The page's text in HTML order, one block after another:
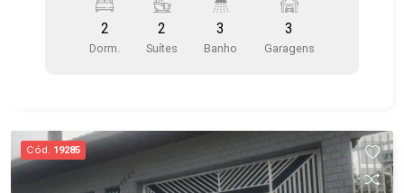
Todos ambientes com piso frio Terraço : - Amplo
e uma área coberta com piso frio Excelente
localização , próximo ao Hospital Antoninho da
Heitor Villa Lobos , Avenida Francisco Jose
Longo , Av. Benedito Deputado Matarazzo, Anel
Viário e à Rodovia Presidente Dutra, Acesso fácil
2
Dorm.
2
Suítes
3
Banho
3
Garagens
Cód. 19285